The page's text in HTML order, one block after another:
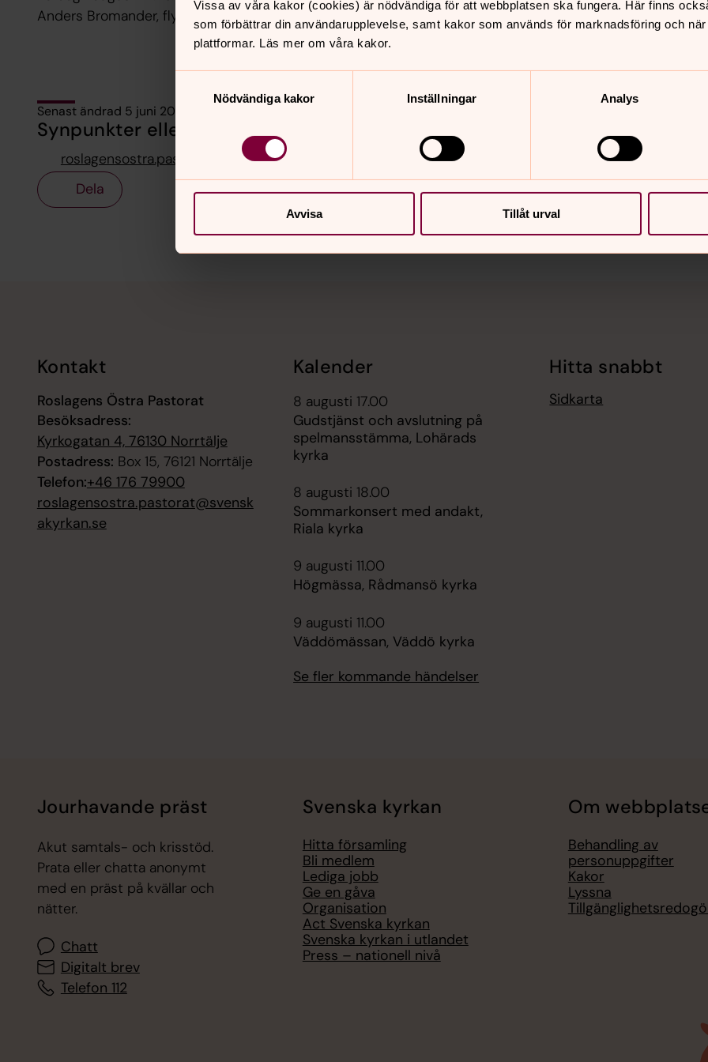
Vissa av våra kakor (cookies) är nödvändiga för att webbplatsen ska fungera. Här finns
som förbättrar din användarupplevelse, samt kakor som används för marknadsföring och
plattformar. Läs mer om våra kakor.
Nödvändiga kakor
Inställningar Analys
Avvisa Tillåt urval
Anders Bromander, flygel. Thomas Arnesen, gitarr och sång.
Senast ändrad 5 juni 2026
Synpunkter eller frågor på sidans innehåll?
roslagensostra.pastorat@svenskakyrkan.se
Dela
Kontakt
Roslagens Östra Pastorat
Besöksadress:
Kyrkogatan 4, 76130 Norrtälje
Postadress: Box 15, 76121 Norrtälje
Telefon:+46 176 79900
roslagensostra.pastorat@svensk
akyrkan.se
Kalender
8 augusti 17.00
Gudstjänst och avslutning på
spelmansstämma, Lohärads
kyrka
8 augusti 18.00
Sommarkonsert med andakt,
Riala kyrka
9 augusti 11.00
Högmässa, Rådmansö kyrka
9 augusti 11.00
Väddömässan, Väddö kyrka
Se fler kommande händelser
Hitta snabbt
Sidkarta
Jourhavande präst
Akut samtals- och krisstöd.
Prata eller chatta anonymt
med en präst på kvällar och
nätter.
Chatt
Digitalt brev
Telefon 112
Svenska kyrkan
Hitta församling
Bli medlem
Lediga jobb
Ge en gåva
Organisation
Act Svenska kyrkan
Svenska kyrkan i utlandet
Press – nationell nivå
Om
Behandling av
personuppgifter
Kakor
Lyssna